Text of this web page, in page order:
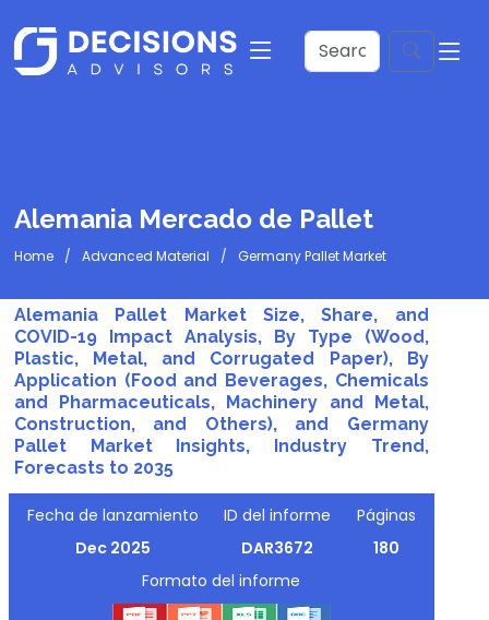
Alemania Mercado de Pallet
Home Advanced Material Germany Pallet Market
Alemania Pallet Market Size, Share, and
COVID-19 Impact Analysis, By Type (Wood,
Plastic, Metal, and Corrugated Paper), By
Application (Food and Beverages, Chemicals
and Pharmaceuticals, Machinery and Metal,
Construction, and Others), and Germany
Pallet Market Insights, Industry Trend,
Forecasts to 2035
Fecha de lanzamiento
Dec 2025
ID del informe
DAR3672
Páginas
180
Formato del informe